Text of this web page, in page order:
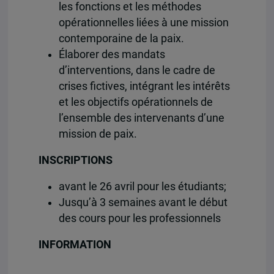
les fonctions et les méthodes
opérationnelles liées à une mission
contemporaine de la paix.
Élaborer des mandats
d’interventions, dans le cadre de
crises fictives, intégrant les intérêts
et les objectifs opérationnels de
l’ensemble des intervenants d’une
mission de paix.
INSCRIPTIONS
avant le 26 avril pour les étudiants;
Jusqu’à 3 semaines avant le début
des cours pour les professionnels
INFORMATION